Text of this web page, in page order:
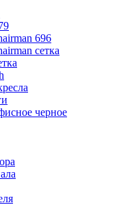
696
сетка
черное